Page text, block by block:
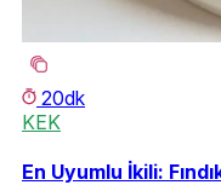
20dk
KEK
En Uyumlu İkili: